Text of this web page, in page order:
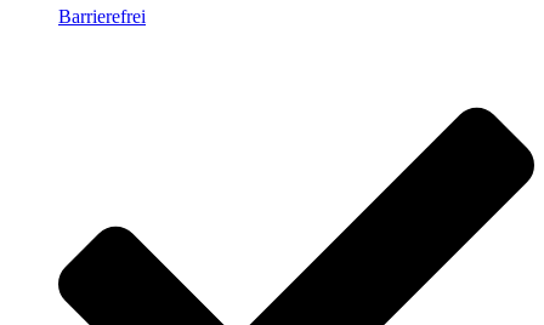
Barrierefrei